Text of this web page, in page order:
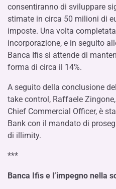
consentiranno di sviluppare
stimate in circa 50 milioni di
imposte. Una volta
incorporazione, e in seguito
Banca Ifis si attende di
forma di circa il 14%.
A seguito della conclusione
take control, Raffaele
Chief Commercial Officer, è
Bank con il mandato di
di illimity.
***
Banca Ifis e l’impegno nella